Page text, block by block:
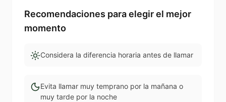
Recomendaciones para elegir el mejor
momento
Considera la diferencia horaria antes de llamar
Evita llamar muy temprano por la mañana o
muy tarde por la noche